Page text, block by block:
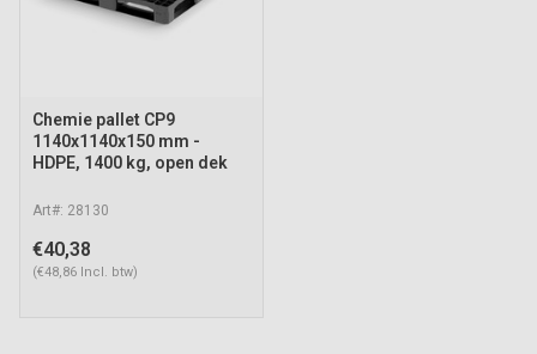
Chemie pallet CP9
1140x1140x150 mm -
HDPE, 1400 kg, open dek
Art#: 28130
€40,38
(€48,86 Incl. btw)